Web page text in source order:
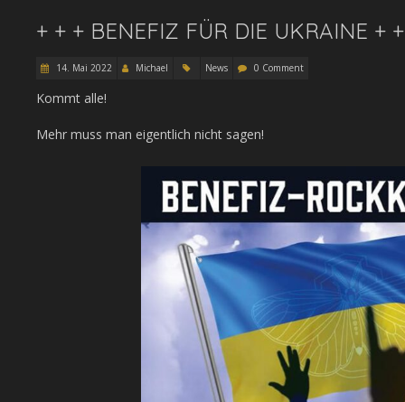
+ + + BENEFIZ FÜR DIE UKRAINE +
14. Mai 2022 Michael News 0 Comment
Kommt alle!
Mehr muss man eigentlich nicht sagen!